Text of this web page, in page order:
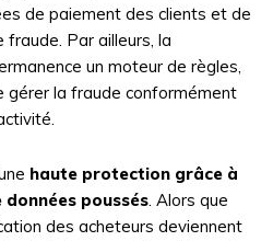
de paiement des clients et de
Par ailleurs, la
un moteur de règles,
gérer la fraude conformément
haute protection grâce à
données poussés. Alors que
des acheteurs deviennent